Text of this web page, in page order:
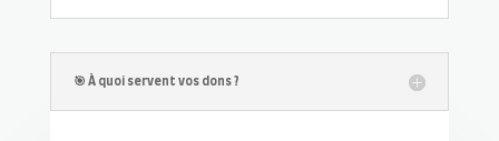
🎯 À quoi servent vos dons ?